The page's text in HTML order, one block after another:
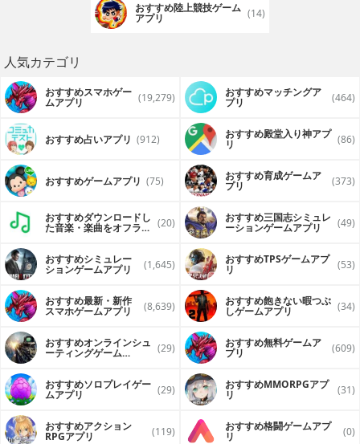
おすすめ陸上競技ゲーム
アプリ (14)
人気カテゴリ
おすすめスマホゲー
ムアプリ (19,279) おすすめマッチングア
プリ (464)
おすすめ占いアプリ (912) おすすめ殿堂入り神アプ
リ (86)
おすすめゲームアプリ (75) おすすめ育成ゲームア
プリ (373)
おすすめダウンロードし
た音楽・楽曲をオフライ (20) おすすめ三国志シミュレ
ーションゲームアプリ (49)
おすすめシミュレー
ションゲームアプリ (1,645) おすすめTPSゲームアプ
リ (53)
おすすめ最新・新作
スマホゲームアプリ (8,639) おすすめ飽きない暇つぶ
しゲームアプリ (34)
おすすめオンラインシュ
ーティングゲーム (29) おすすめ無料ゲームア
プリ (609)
おすすめソロプレイゲー
ムアプリ (29) おすすめ MMORPGアプ
リ (31)
おすすめアクション
RPGアプリ (119) おすすめ格闘ゲームアプ
リ (0)